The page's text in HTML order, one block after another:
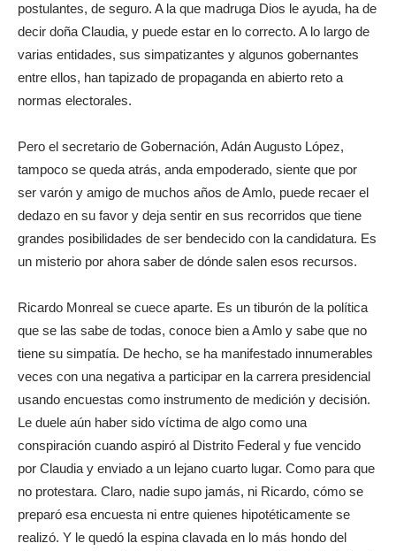
postulantes, de seguro. A la que madruga Dios le ayuda, ha de
decir doña Claudia, y puede estar en lo correcto. A lo largo de
varias entidades, sus simpatizantes y algunos gobernantes
entre ellos, han tapizado de propaganda en abierto reto a
normas electorales.
Pero el secretario de Gobernación, Adán Augusto López,
tampoco se queda atrás, anda empoderado, siente que por
ser varón y amigo de muchos años de Amlo, puede recaer el
dedazo en su favor y deja sentir en sus recorridos que tiene
grandes posibilidades de ser bendecido con la candidatura. Es
un misterio por ahora saber de dónde salen esos recursos.
Ricardo Monreal se cuece aparte. Es un tiburón de la política
que se las sabe de todas, conoce bien a Amlo y sabe que no
tiene su simpatía. De hecho, se ha manifestado innumerables
veces con una negativa a participar en la carrera presidencial
usando encuestas como instrumento de medición y decisión.
Le duele aún haber sido víctima de algo como una
conspiración cuando aspiró al Distrito Federal y fue vencido
por Claudia y enviado a un lejano cuarto lugar. Como para que
no protestara. Claro, nadie supo jamás, ni Ricardo, cómo se
preparó esa encuesta ni entre quienes hipotéticamente se
realizó. Y le quedó la espina clavada en lo más hondo del